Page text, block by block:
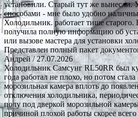
установили. Старый тут же вынесли.
способами - мне было удобно
Холодильник. работает тише старого.
получила полную информацию об
или вызове мастера для установки
Представлен полный пакет
Андрей/ 27.07.2026
Холодильник Самсунг RL50RR был
года работал не плохо, но потом стала
морозильная камера вплоть до
отключения холодильника,
полу под дверкой морозильной
причиной плохой работы скорее всего